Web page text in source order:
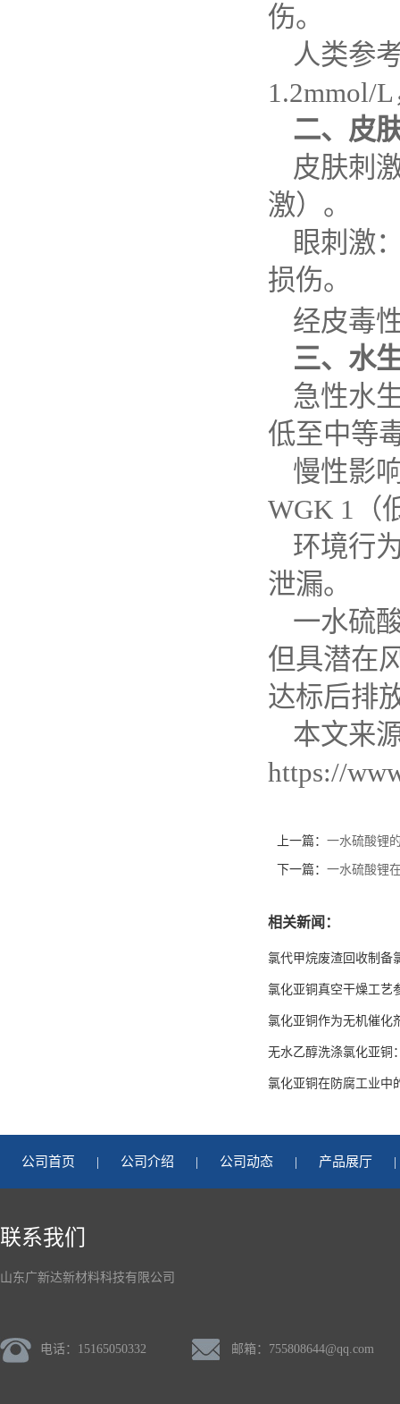
伤。
人类参
1.2mmol/L
二、皮
皮肤刺
激）。
眼刺激
损伤。
经皮毒
三、水
急性水
低至中等
慢性影
WGK 1
环境行
泄漏。
一水硫
但具潜在
达标后排
本文来
https://
上一篇： 一水硫酸锂
下一篇： 一水硫酸锂
相关新闻：
氯代甲烷废渣回收制备
氯化亚铜真空干燥工艺
氯化亚铜作为无机催化
无水乙醇洗涤氯化亚铜
氯化亚铜在防腐工业中
公司首页 | 公司介绍 | 公司动态 | 产品展厅 |
联系我们
山东广新达新材料科技有限公司
电话：15165050332 邮箱： 755808644@qq.com